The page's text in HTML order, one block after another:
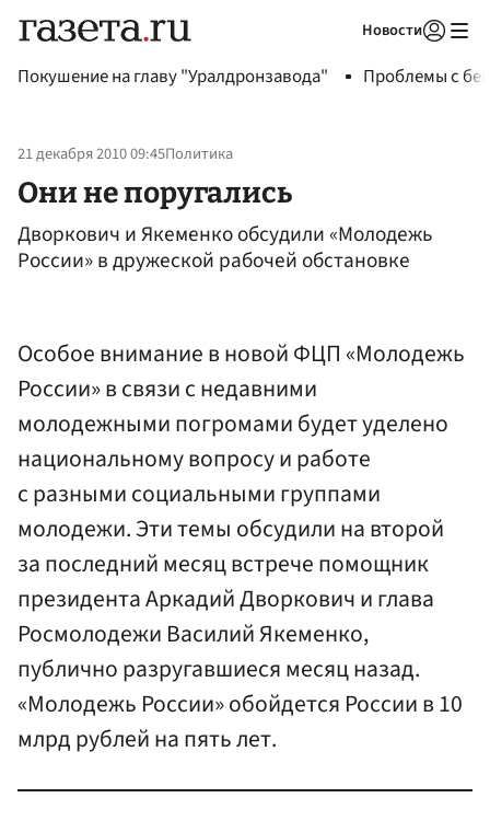
Новости
Покушение на главу "Уралдронзавода" Проблемы с
21 декабря 2010 09:45Политика
Они не поругались
Дворкович и Якеменко обсудили «Молодежь
России» в дружеской рабочей обстановке
Особое внимание в новой ФЦП «Молодежь
России» в связи с недавними
молодежными погромами будет уделено
национальному вопросу и работе
с разными социальными группами
молодежи. Эти темы обсудили на второй
за последний месяц встрече помощник
президента Аркадий Дворкович и глава
Росмолодежи Василий Якеменко,
публично разругавшиеся месяц назад.
«Молодежь России» обойдется России в 10
млрд рублей на пять лет.